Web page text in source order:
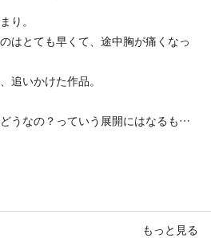
り。
はとても早くて、途中胸が痛くなっ
追いかけた作品。
うなの？っていう展開にはなるも…
もっと見る